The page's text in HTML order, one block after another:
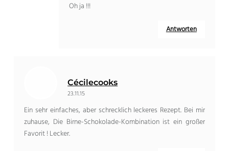
Oh ja !!!
Antworten
Cécilecooks
23.11.15
Ein sehr einfaches, aber schrecklich leckeres Rezept. Bei mir
zuhause, Die Birne-Schokolade-Kombination ist ein großer
Favorit ! Lecker.